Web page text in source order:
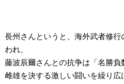
長州さんというと、海外武者修
われ、
藤波辰爾さんとの抗争は「名勝
雌雄を決する激しい闘いを繰り広